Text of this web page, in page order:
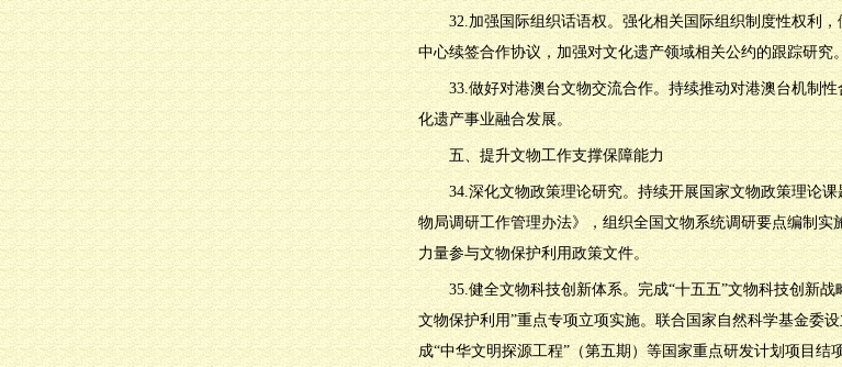
32.加强国际组织话语权。强化相关国际组织制度性权利
中心续签合作协议，加强对文化遗产领域相关公约的跟踪研究。
33.做好对港澳台文物交流合作。持续推动对港澳台机制
化遗产事业融合发展。
五、提升文物工作支撑保障能力
34.深化文物政策理论研究。持续开展国家文物政策理论
物局调研工作管理办法》，组织全国文物系统调研要点编制
力量参与文物保护利用政策文件。
35.健全文物科技创新体系。完成“十五五”文物科技创新
文物保护利用”重点专项立项实施。联合国家自然科学基金委
成“中华文明探源工程”（第五期）等国家重点研发计划项目结